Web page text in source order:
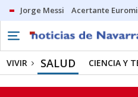
Jorge Messi Acertante
VIVIR SALUD CIENCIA Y